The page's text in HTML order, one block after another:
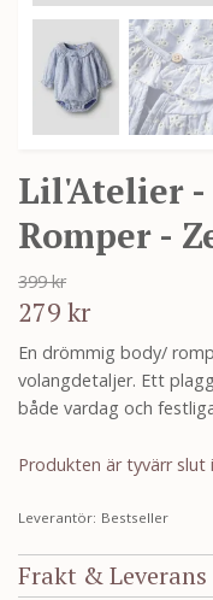
Lil'Atelier -
Romper -
399 kr
279 kr
En drömmig body/
volangdetaljer. Ett
både vardag och
Produkten är tyvärr slut
Leverantör: Bestseller
Frakt & Leverans